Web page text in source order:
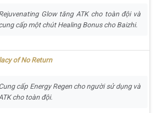
Glow tăng ATK cho toàn đội và
cấp một chút Healing Bonus cho Baizhi.
of No Return
cấp Energy Regen cho người sử dụng và
cho toàn đội.